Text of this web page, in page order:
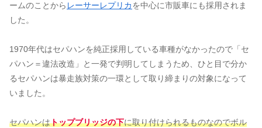
ームのことから レーサーレプリカを中心に市販車にも採用されま
した。
1970年代はセパハンを純正採用している車種がなかったので「セ
パハン＝違法改造」と一発で判明してしまうため、ひと目で分か
るセパハンは暴走族対策の一環として取り締まりの対象になって
いました。
セパハンはトップブリッジの下に取り付けられるものなのでボル